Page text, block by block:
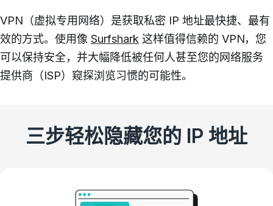
VPN（虚拟专用网络）是获取私密 IP 地址最快捷、最有
效的方式。 使用像 Surfshark 这样值得信赖的 VPN，您
可以保持安全，并大幅降低被任何人甚至您的网络服务
提供商（ISP）窥探浏览习惯的可能性。
三步轻松隐藏您的 IP 地址